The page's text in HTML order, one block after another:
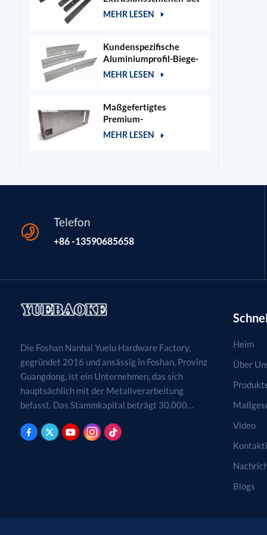
für 400x400mm
MEHR LESEN
Kundenspezifische
Aluminiumprofil-Biege-
und Stanzteile
MEHR LESEN
Maßgefertigtes
Premium-
Aluminiumgehäuse für
MEHR LESEN
Telefon
+86 -13590685658
Die Foshan Nanhai Yuelu Hardware Factory,
gegründet 2016 und ansässig in Foshan, Provinz
Guangdong, ist ein Unternehmen, das sich
hauptsächlich mit der Metallverarbeitung
befasst. Das Stammkapital beträgt 30.000
Produktion und der Vertrieb von
Heim
Über
Video
Blogs